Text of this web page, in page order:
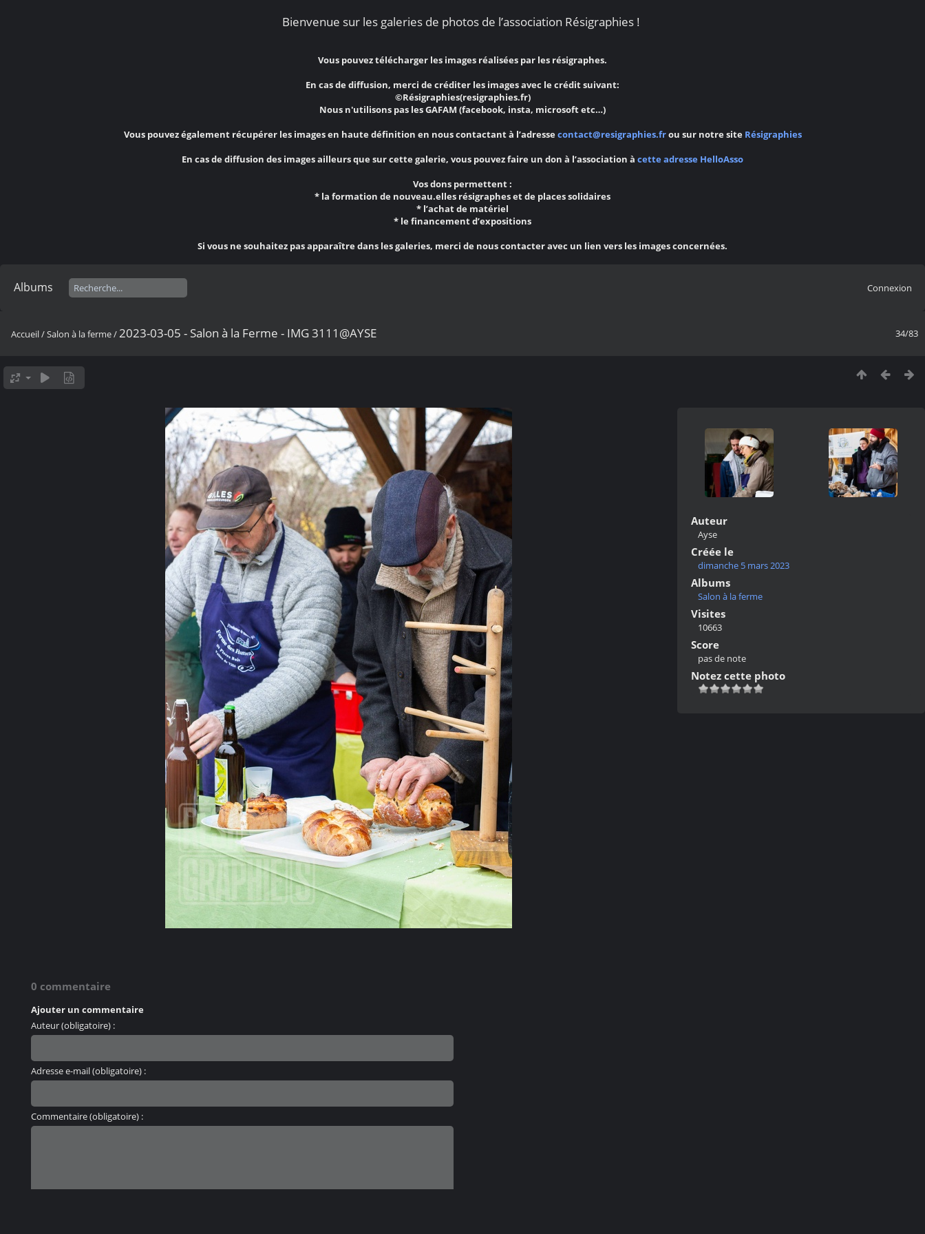
Bienvenue sur les galeries de photos de l’association Résigraphies !
Vous pouvez télécharger les images réalisées par les résigraphes.
En cas de diffusion, merci de créditer les images avec le crédit suivant:
©Résigraphies(resigraphies.fr)
Nous n'utilisons pas les GAFAM (facebook, insta, microsoft etc…)
Vous pouvez également récupérer les images en haute définition en nous contactant à l’adresse contact@resigraphies.frou sur notre site Résigraphies
En cas de diffusion des images ailleurs que sur cette galerie, vous pouvez faire un don à l’association à cette adresse HelloAsso
Vos dons permettent :
* la formation de nouveau.elles résigraphes et de places solidaires
* l’achat de matériel
* le financement d’expositions
Si vous ne souhaitez pas apparaître dans les galeries, merci de nous contacter avec un lien vers les images concernées.
Albums Connexion
34/83
Accueil/Salon à la ferme/ 2023-03-05 - Salon à la Ferme - IMG 3111@AYSE
Auteur
Ayse
Créée le
dimanche 5 mars 2023
Albums
Salon à la ferme
Visites
10663
Score
pas de note
Notez cette photo
0 commentaire
Ajouter un commentaire
Auteur (obligatoire) :
Adresse e-mail (obligatoire) :
Commentaire (obligatoire) :